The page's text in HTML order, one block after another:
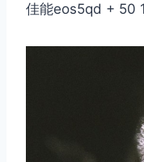
佳能eos5qd + 50